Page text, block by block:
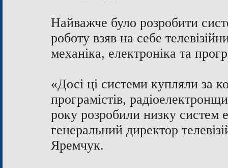
Найважче було розробити
роботу взяв на себе
механіка, електроніка та
«Досі ці системи купляли за
програмістів,
року розробили низку систем
генеральний директор
Яремчук.